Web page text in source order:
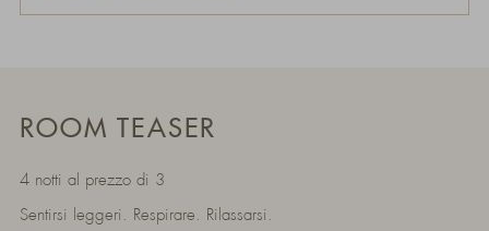
ROOM TEASER
4 notti al prezzo di 3
Sentirsi leggeri. Respirare. Rilassarsi.